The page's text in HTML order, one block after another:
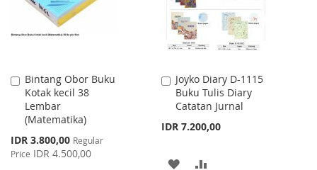
Bintang Obor Buku
Kotak kecil 38
Lembar
(Matematika)
Special
Price
IDR 3.800,00 Regular
Price IDR 4.500,00
Add
to
Cart
Joyko Diary D-1115
Buku Tulis Diary
Catatan Jurnal
IDR 7.200,00
Add
to
Cart
ADD